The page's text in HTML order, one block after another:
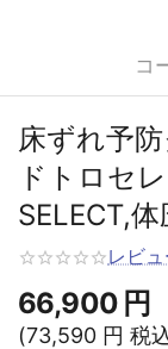
コ
床ずれ予
ドトロセ
SELECT,
レビュ
66,900 円
(73,590 円 税